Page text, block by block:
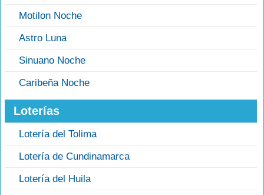
Motilon Noche
Astro Luna
Sinuano Noche
Caribeña Noche
Loterías
Lotería del Tolima
Lotería de Cundinamarca
Lotería del Huila